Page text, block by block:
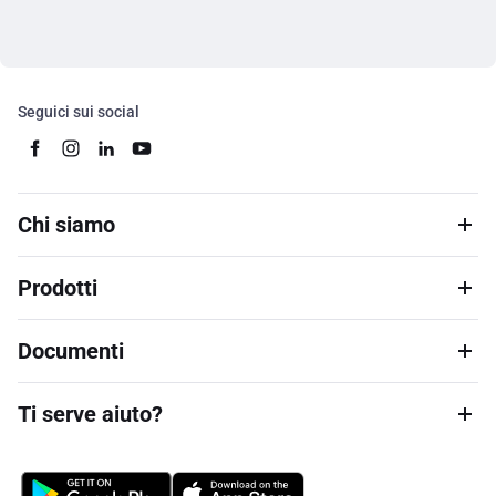
Seguici sui social
Chi siamo
Prodotti
Documenti
Ti serve aiuto?